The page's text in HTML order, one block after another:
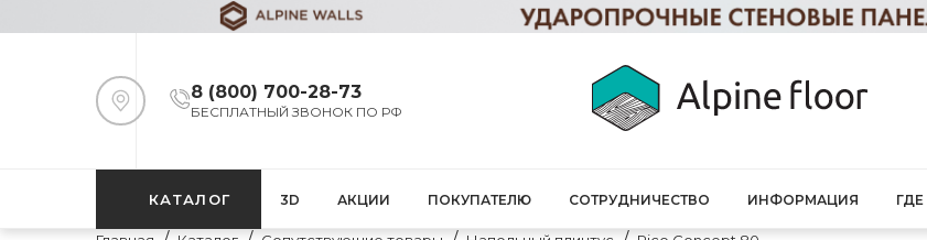
8 (800) 700-28-73
БЕСПЛАТНЫЙ ЗВОНОК ПО РФ
КАТАЛОГ 3D АКЦИИ ПОКУПАТЕЛЮ СОТРУДНИЧЕСТВО ИНФОРМАЦИЯ